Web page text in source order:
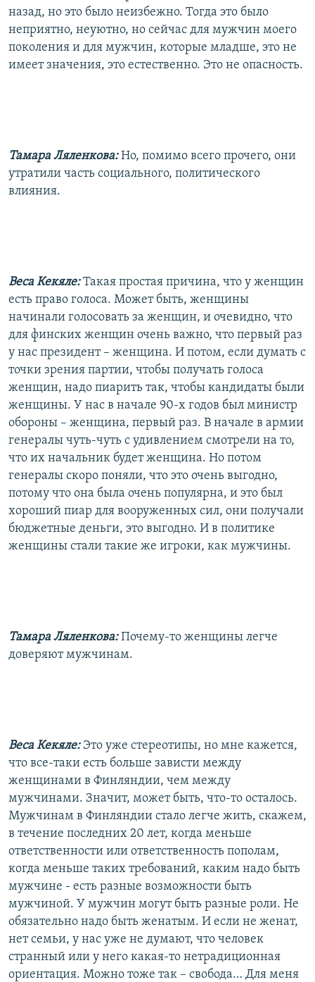
назад, но это было неизбежно. Тогда это было
неприятно, неуютно, но сейчас для мужчин моего
поколения и для мужчин, которые младше, это не
имеет значения, это естественно. Это не опасность.
Тамара Ляленкова: Но, помимо всего прочего, они
утратили часть социального, политического
влияния.
Веса Кекяле: Такая простая причина, что у женщин
есть право голоса. Может быть, женщины
начинали голосовать за женщин, и очевидно, что
для финских женщин очень важно, что первый раз
у нас президент – женщина. И потом, если думать с
точки зрения партии, чтобы получать голоса
женщин, надо пиарить так, чтобы кандидаты были
женщины. У нас в начале 90-х годов был министр
обороны – женщина, первый раз. В начале в армии
генералы чуть-чуть с удивлением смотрели на то,
что их начальник будет женщина. Но потом
генералы скоро поняли, что это очень выгодно,
потому что она была очень популярна, и это был
хороший пиар для вооруженных сил, они получали
бюджетные деньги, это выгодно. И в политике
женщины стали такие же игроки, как мужчины.
Тамара Ляленкова: Почему-то женщины легче
доверяют мужчинам.
Веса Кекяле: Это уже стереотипы, но мне кажется,
что все-таки есть больше зависти между
женщинами в Финляндии, чем между
мужчинами. Значит, может быть, что-то осталось.
Мужчинам в Финляндии стало легче жить, скажем,
в течение последних 20 лет, когда меньше
ответственности или ответственность пополам,
когда меньше таких требований, каким надо быть
мужчине - есть разные возможности быть
мужчиной. У мужчин могут быть разные роли. Не
обязательно надо быть женатым. И если не женат,
нет семьи, у нас уже не думают, что человек
странный или у него какая-то нетрадиционная
ориентация. Можно тоже так – свобода… Для меня